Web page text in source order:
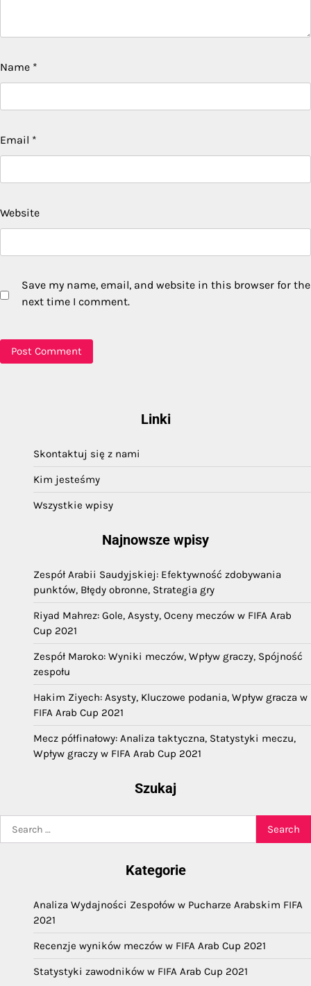
Name *
Email *
Website
Save my name, email, and website in this browser for the
next time I comment.
Linki
Skontaktuj się z nami
Kim jesteśmy
Wszystkie wpisy
Najnowsze wpisy
Zespół Arabii Saudyjskiej: Efektywność zdobywania
punktów, Błędy obronne, Strategia gry
Riyad Mahrez: Gole, Asysty, Oceny meczów w FIFA Arab
Cup 2021
Zespół Maroko: Wyniki meczów, Wpływ graczy, Spójność
zespołu
Hakim Ziyech: Asysty, Kluczowe podania, Wpływ gracza w
FIFA Arab Cup 2021
Mecz półfinałowy: Analiza taktyczna, Statystyki meczu,
Wpływ graczy w FIFA Arab Cup 2021
Szukaj
for:
Kategorie
Analiza Wydajności Zespołów w Pucharze Arabskim FIFA
2021
Recenzje wyników meczów w FIFA Arab Cup 2021
Statystyki zawodników w FIFA Arab Cup 2021